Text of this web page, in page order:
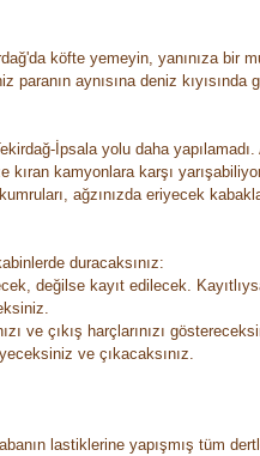
köfte yemeyin, yanınıza bir
paranın aynısına deniz
İpsala yolu daha
kıran kamyonlara karşı
ağzınızda eriyecek
duracaksınız:
değilse kayıt edilecek.
ve çıkış harçlarınızı
ve çıkacaksınız.
lastiklerine yapışmış tüm